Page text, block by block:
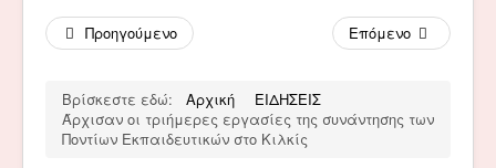
Προηγούμενο Επόμενο
Βρίσκεστε εδώ: Αρχική
ΕΙΔΗΣΕΙΣ
Άρχισαν οι τριήμερες εργασίες της συνάντησης των
Ποντίων Εκπαιδευτικών στο Κιλκίς